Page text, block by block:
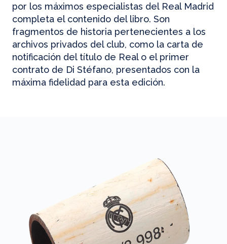
por los máximos especialistas del Real Madrid
completa el contenido del libro. Son
fragmentos de historia pertenecientes a los
archivos privados del club, como la carta de
notificación del título de Real o el primer
contrato de Di Stéfano, presentados con la
máxima fidelidad para esta edición.